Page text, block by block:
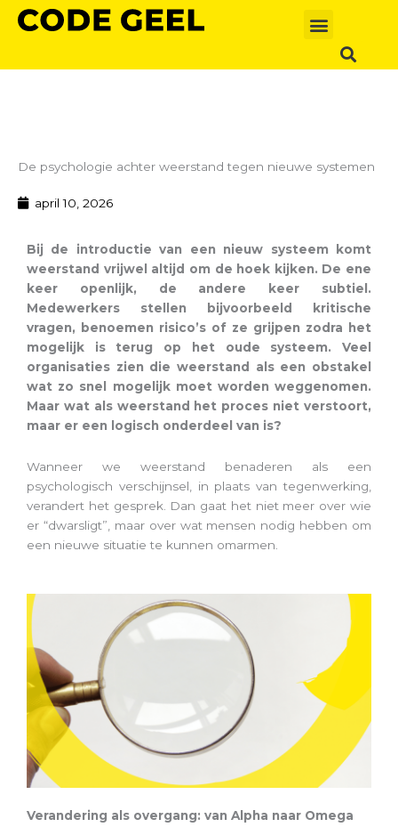
naar
inhoud
De psychologie achter weerstand tegen nieuwe systemen
april 10, 2026
Bij de introductie van een nieuw systeem komt
weerstand vrijwel altijd om de hoek kijken. De ene
keer openlijk, de andere keer subtiel.
Medewerkers stellen bijvoorbeeld kritische
vragen, benoemen risico’s of ze grijpen zodra het
mogelijk is terug op het oude systeem. Veel
organisaties zien die weerstand als een obstakel
wat zo snel mogelijk moet worden weggenomen.
Maar wat als weerstand het proces niet verstoort,
maar er een logisch onderdeel van is?
Wanneer we weerstand benaderen als een
psychologisch verschijnsel, in plaats van tegenwerking,
verandert het gesprek. Dan gaat het niet meer over wie
er “dwarsligt”, maar over wat mensen nodig hebben om
een nieuwe situatie te kunnen omarmen.
Verandering als overgang: van Alpha naar Omega